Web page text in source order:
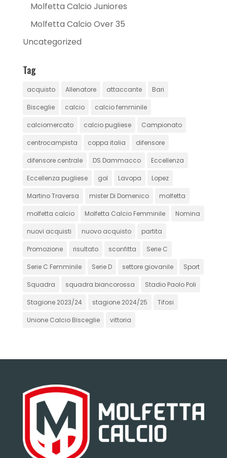
Molfetta Calcio Juniores
Molfetta Calcio Over 35
Uncategorized
Tag
acquisto Allenatore attaccante Bari
Bisceglie calcio calcio femminile
calciomercato calcio pugliese Campionato
centrocampista coppa italia difensore
difensore centrale DS Dammacco Eccellenza
Eccellenza pugliese gol Lavopa Lopez
Martino Traversa mister Di Domenico molfetta
molfetta calcio Molfetta Calcio Femminile Nomina
nuovi acquisti nuovo acquisto partita
Promozione risultato sconfitta Serie C
Serie C Femminile Serie D settore giovanile Sport
Squadra squadra biancorossa Stadio Paolo Poli
Stagione 2023/24 stagione 2024/25 Tifosi
Unione Calcio Bisceglie vittoria